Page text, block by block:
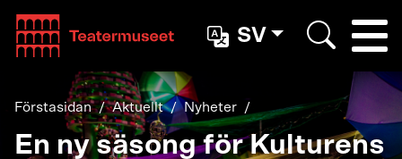
Teatterimuseo
SV
Förstasidan Aktuellt Nyheter
En ny säsong för Kulturens